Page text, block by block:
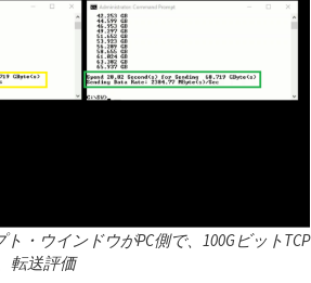
・ウインドウがPC側で、100GビットTCP
転送評価